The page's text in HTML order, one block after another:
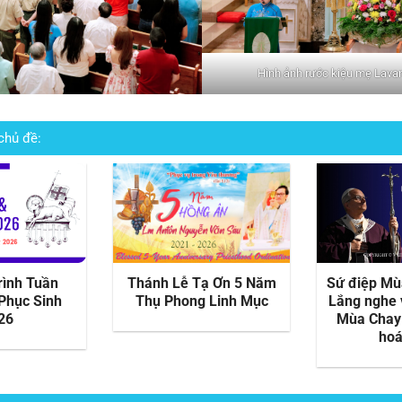
Hình ảnh rước kiệu mẹ
đề:
Lễ Tro 2026
Thánh Lễ Tân Niên
Mừng Năm Mới 2026 –
Thánh